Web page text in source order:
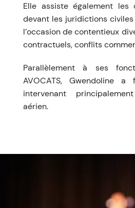
Elle assiste également
devant les juridictions
l’occasion de contentieux
contractuels, conflits
Parallèlement à ses
AVOCATS, Gwendoline
intervenant
aérien.